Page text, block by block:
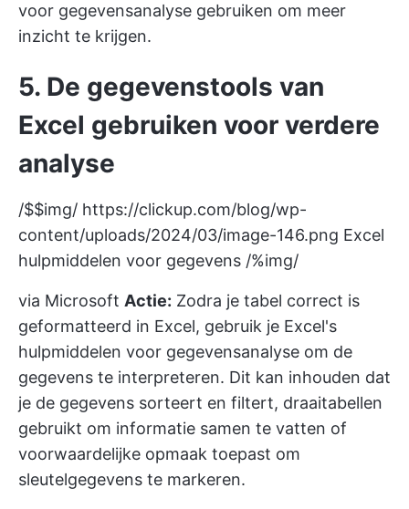
voor gegevensanalyse gebruiken om meer
inzicht te krijgen.
5. De gegevenstools van
Excel gebruiken voor verdere
analyse
/$$img/ https://clickup.com/blog/wp-
content/uploads/2024/03/image-146.png Excel
hulpmiddelen voor gegevens /%img/
via Microsoft Actie: Zodra je tabel correct is
geformatteerd in Excel, gebruik je Excel's
hulpmiddelen voor gegevensanalyse om de
gegevens te interpreteren. Dit kan inhouden dat
je de gegevens sorteert en filtert, draaitabellen
gebruikt om informatie samen te vatten of
voorwaardelijke opmaak toepast om
sleutelgegevens te markeren.